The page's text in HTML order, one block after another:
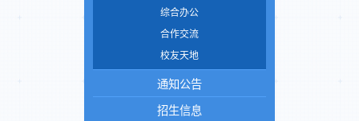
综合办公
合作交流
校友天地
通知公告
招生信息